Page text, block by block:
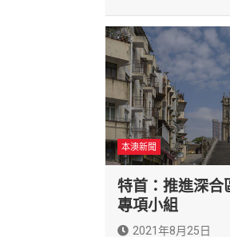
本澳新聞
特首：推進深合
專項小組
2021年8月25日